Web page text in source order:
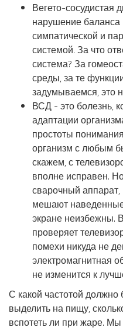
Вегето-сосудистая
нарушение
симпатической и
системой. За что
система? За
среды, за те
задумываемся, это
ВСД - это болезнь,
адаптации
простоты
организм с любым
скажем, с
вполне исправен.
сварочный аппарат,
мешают
экране неизбежны.
проверяет
помехи никуда не
электромагнитная
не изменится к
С какой частотой должно
выделить на пищу,
вспотеть ли при жаре.